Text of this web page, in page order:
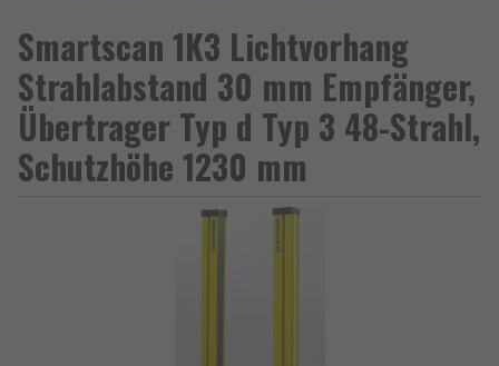
Smartscan 1K3 Lichtvorhang
Strahlabstand 30 mm Empfänger,
Übertrager Typ d Typ 3 48-Strahl,
Schutzhöhe 1230 mm